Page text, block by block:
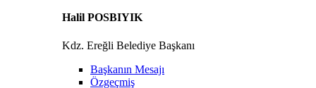
Halil POSBIYIK
Kdz. Ereğli Belediye Başkanı
Başkanın Mesajı
Özgeçmiş